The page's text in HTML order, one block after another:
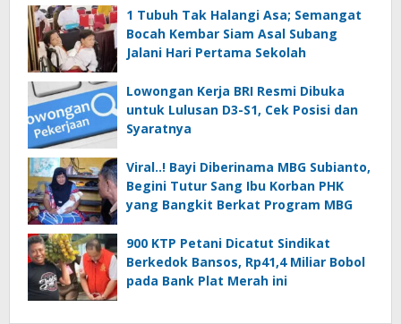
1 Tubuh Tak Halangi Asa; Semangat
Bocah Kembar Siam Asal Subang
Jalani Hari Pertama Sekolah
Lowongan Kerja BRI Resmi Dibuka
untuk Lulusan D3-S1, Cek Posisi dan
Syaratnya
Viral..! Bayi Diberinama MBG Subianto,
Begini Tutur Sang Ibu Korban PHK
yang Bangkit Berkat Program MBG
900 KTP Petani Dicatut Sindikat
Berkedok Bansos, Rp41,4 Miliar Bobol
pada Bank Plat Merah ini